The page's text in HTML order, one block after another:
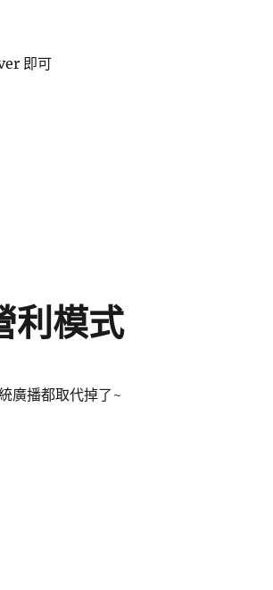
即可
利模式
廣播都取代掉了~
式〉